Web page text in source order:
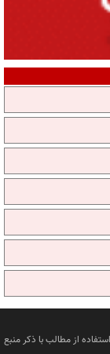
از مطالب با ذکر منبع